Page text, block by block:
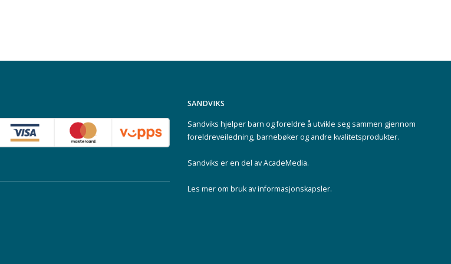
SANDVIKS
Sandviks hjelper barn og foreldre å utvikle seg sammen gjennom
foreldreveiledning, barnebøker og andre kvalitetsprodukter.
Sandviks er en del avAcadeMedia.
Les mer om bruk av informasjonskapsler.